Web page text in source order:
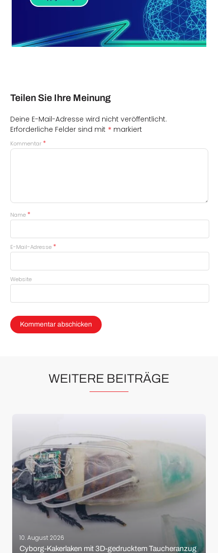
Teilen Sie Ihre Meinung
Deine E-Mail-Adresse wird nicht veröffentlicht.
Erforderliche Felder sind mit * markiert
Kommentar *
Name *
E-Mail-Adresse *
Website
WEITERE BEITRÄGE
10. August 2026
Cyborg-Kakerlaken mit 3D-gedrucktem Taucheranzug